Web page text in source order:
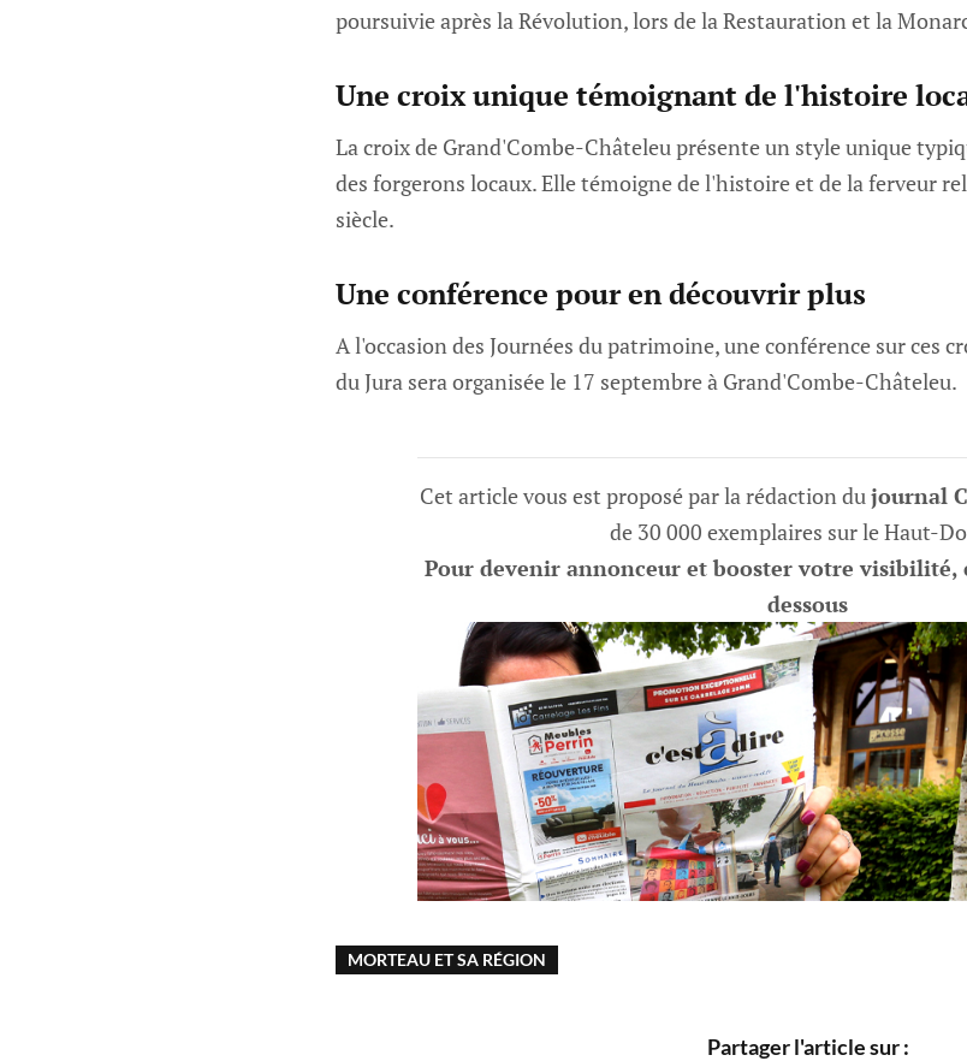
poursuivie après la Révolution, lors de la Restauration et la
Une croix unique témoignant de l'histoire
La croix de Grand'Combe-Châteleu présente un style unique
des forgerons locaux. Elle témoigne de l'histoire et de la ferveur
siècle.
Une conférence pour en découvrir plus
A l'occasion des Journées du patrimoine, une conférence sur ces
du Jura sera organisée le 17 septembre à Grand'Combe-Châteleu.
Cet article vous est proposé par la rédaction dujournal
de 30 000 exemplaires sur le Haut-
Pour devenir annonceur et booster votre visibilité,
dessous
MORTEAU ET SA RÉGION
Partager l'article sur :